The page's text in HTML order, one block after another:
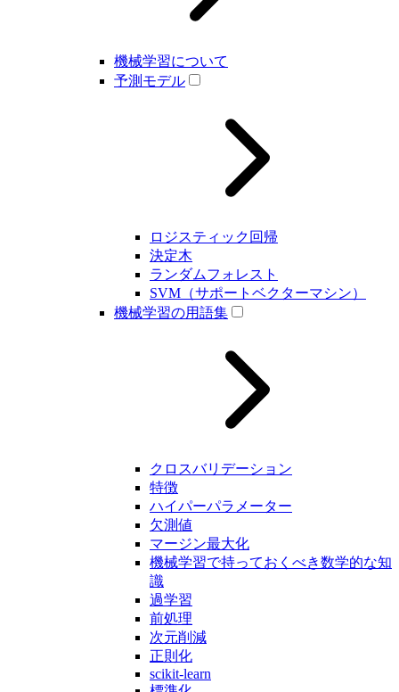
機械学習について
予測モデル
ロジスティック回帰
決定木
ランダムフォレスト
SVM（サポートベクターマシン）
機械学習の用語集
クロスバリデーション
特徴
ハイパーパラメーター
欠測値
マージン最大化
機械学習で持っておくべき数学的な知
識
過学習
前処理
次元削減
正則化
scikit-learn